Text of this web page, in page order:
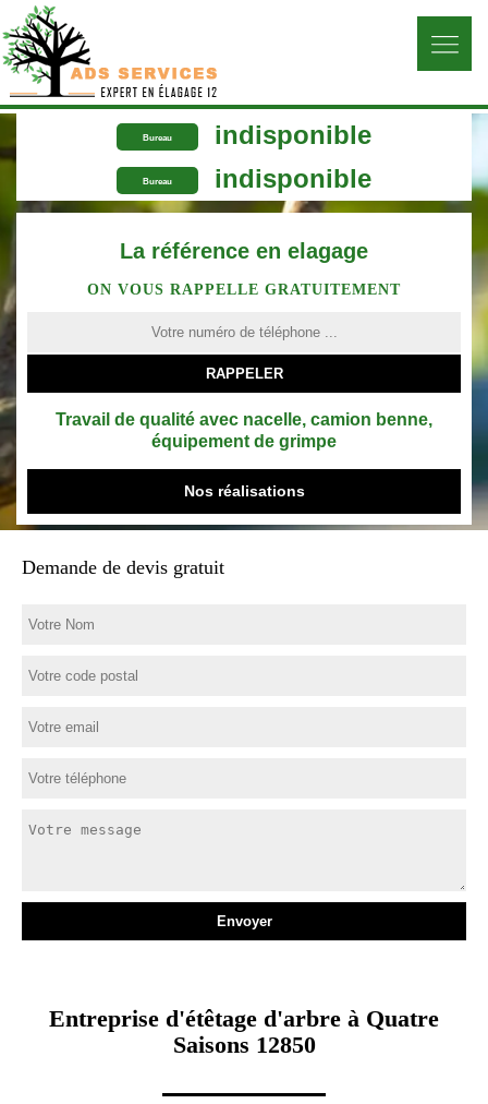
Bureau indisponible
Bureau indisponible
La référence en elagage
ON VOUS RAPPELLE GRATUITEMENT
Travail de qualité avec nacelle, camion benne,
équipement de grimpe
Nos réalisations
Demande de devis gratuit
Entreprise d'étêtage d'arbre à Quatre
Saisons 12850